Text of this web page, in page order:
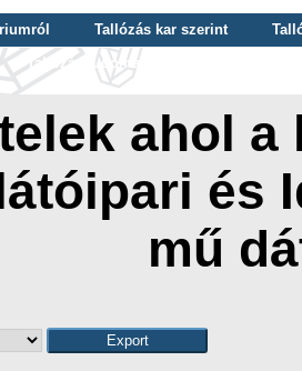
Tallózás kar szerint
Tallózás tudományterület szerint
ahol
és
mű